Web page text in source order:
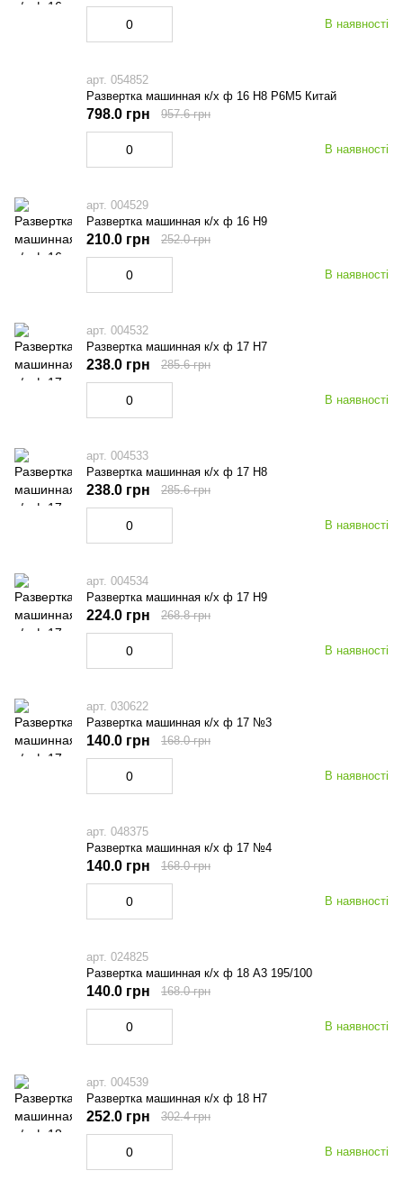
В наявності
арт. 054852
Развертка машинная к/х ф 16 Н8 Р6М5 Китай
В наявності
798.0 грн 957.6 грн
арт. 004529
Развертка машинная к/х ф 16 Н9
В наявності
210.0 грн 252.0 грн
арт. 004532
Развертка машинная к/х ф 17 Н7
В наявності
238.0 грн 285.6 грн
арт. 004533
Развертка машинная к/х ф 17 Н8
В наявності
238.0 грн 285.6 грн
арт. 004534
Развертка машинная к/х ф 17 Н9
В наявності
224.0 грн 268.8 грн
арт. 030622
Развертка машинная к/х ф 17 №3
В наявності
140.0 грн 168.0 грн
арт. 048375
Развертка машинная к/х ф 17 №4
В наявності
140.0 грн 168.0 грн
арт. 024825
Развертка машинная к/х ф 18 А3 195/100
В наявності
140.0 грн 168.0 грн
арт. 004539
Развертка машинная к/х ф 18 Н7
В наявності
252.0 грн 302.4 грн